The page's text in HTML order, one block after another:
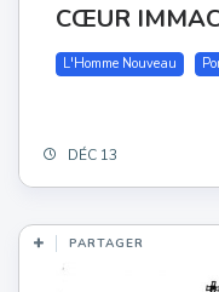
CŒUR
L'Homme Nouveau
DÉC 13
PARTAGER